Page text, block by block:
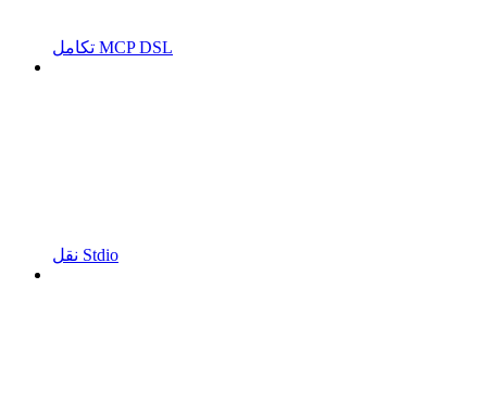
تكامل MCP DSL
نقل Stdio